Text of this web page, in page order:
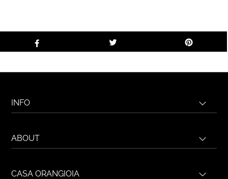
INFO
ABOUT
CASA ORANGIOIA